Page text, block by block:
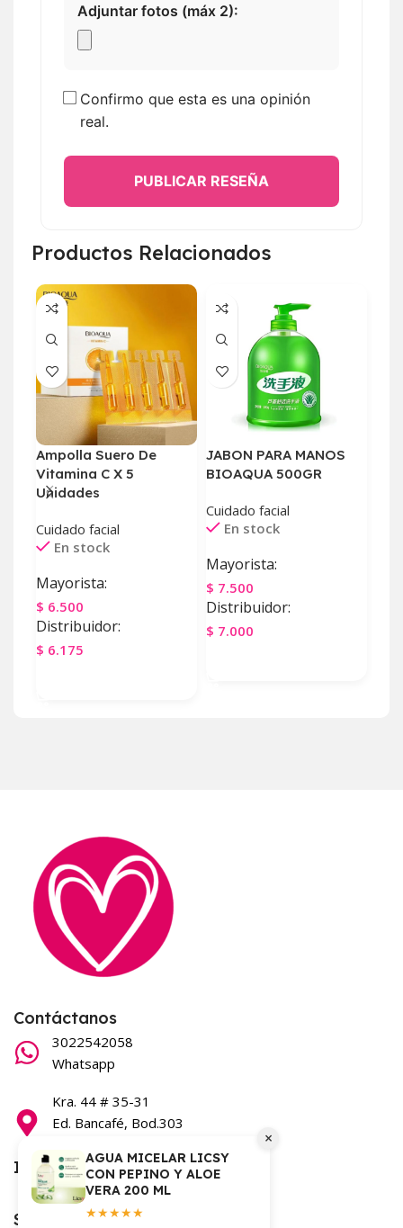
Adjuntar fotos (máx 2):
Confirmo que esta es una opinión
real.
PUBLICAR RESEÑA
Productos Relacionados
Ampolla Suero De
Vitamina C X 5
Unidades
Cuidado facial
En stock
Mayorista:
$ 6.500
Distribuidor:
$ 6.175
JABON PARA MANOS
BIOAQUA 500GR
Cuidado facial
En stock
Mayorista:
$ 7.500
Distribuidor:
$ 7.000
Contáctanos
3022542058
Whatsapp
Kra. 44 # 35-31
Ed. Bancafé, Bod.303
Información
Términos y condiciones
Síguenos en nuestras redes
×
AGUA MICELAR LICSY
CON PEPINO Y ALOE
VERA 200 ML
★★★★★